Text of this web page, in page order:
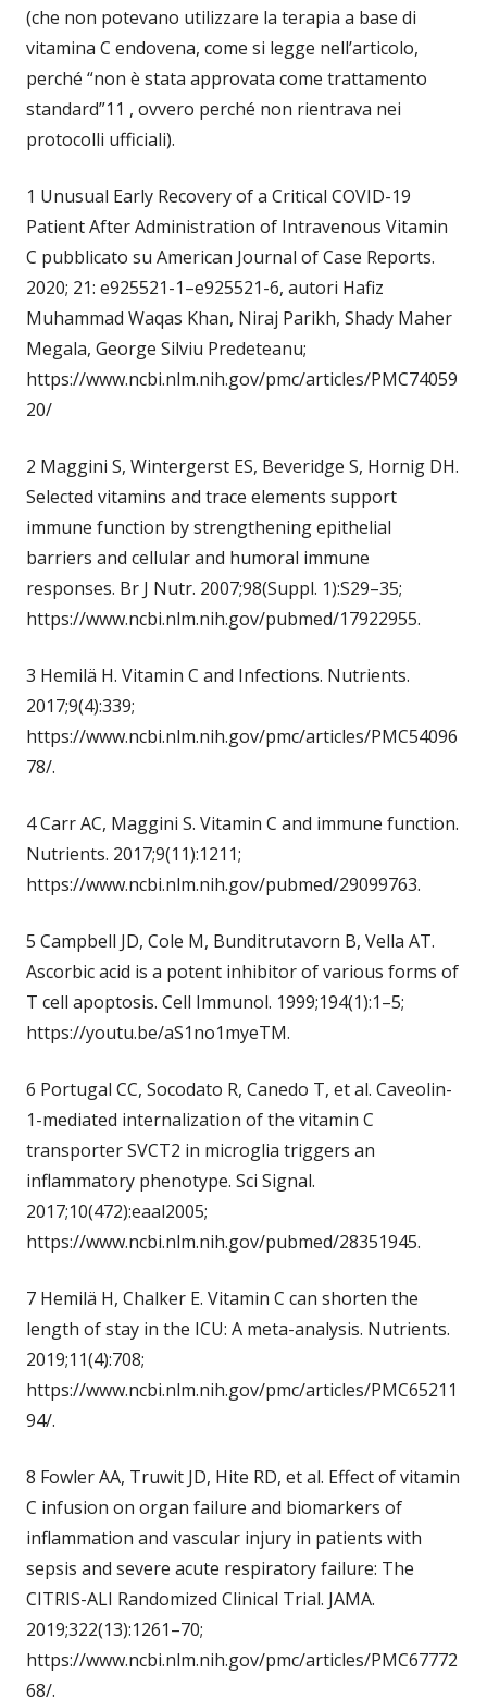
(che non potevano utilizzare la terapia a base di
vitamina C endovena, come si legge nell’articolo,
perché “non è stata approvata come trattamento
standard”11 , ovvero perché non rientrava nei
protocolli ufficiali).
1 Unusual Early Recovery of a Critical COVID-19
Patient After Administration of Intravenous Vitamin
C pubblicato su American Journal of Case Reports.
2020; 21: e925521-1–e925521-6, autori Hafiz
Muhammad Waqas Khan, Niraj Parikh, Shady Maher
Megala, George Silviu Predeteanu;
https://www.ncbi.nlm.nih.gov/pmc/articles/PMC74059
20/
2 Maggini S, Wintergerst ES, Beveridge S, Hornig DH.
Selected vitamins and trace elements support
immune function by strengthening epithelial
barriers and cellular and humoral immune
responses. Br J Nutr. 2007;98(Suppl. 1):S29–35;
https://www.ncbi.nlm.nih.gov/pubmed/17922955.
3 Hemilä H. Vitamin C and Infections. Nutrients.
2017;9(4):339;
https://www.ncbi.nlm.nih.gov/pmc/articles/PMC54096
78/.
4 Carr AC, Maggini S. Vitamin C and immune function.
Nutrients. 2017;9(11):1211;
https://www.ncbi.nlm.nih.gov/pubmed/29099763.
5 Campbell JD, Cole M, Bunditrutavorn B, Vella AT.
Ascorbic acid is a potent inhibitor of various forms of
T cell apoptosis. Cell Immunol. 1999;194(1):1–5;
https://youtu.be/aS1no1myeTM.
6 Portugal CC, Socodato R, Canedo T, et al. Caveolin-
1-mediated internalization of the vitamin C
transporter SVCT2 in microglia triggers an
inflammatory phenotype. Sci Signal.
2017;10(472):eaal2005;
https://www.ncbi.nlm.nih.gov/pubmed/28351945.
7 Hemilä H, Chalker E. Vitamin C can shorten the
length of stay in the ICU: A meta-analysis. Nutrients.
2019;11(4):708;
https://www.ncbi.nlm.nih.gov/pmc/articles/PMC65211
94/.
8 Fowler AA, Truwit JD, Hite RD, et al. Effect of vitamin
C infusion on organ failure and biomarkers of
inflammation and vascular injury in patients with
sepsis and severe acute respiratory failure: The
CITRIS-ALI Randomized Clinical Trial. JAMA.
2019;322(13):1261–70;
https://www.ncbi.nlm.nih.gov/pmc/articles/PMC67772
68/.